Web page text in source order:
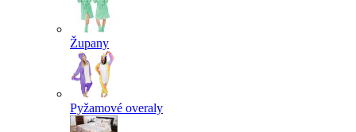
Župany
Pyžamové overaly